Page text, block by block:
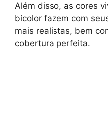
Além disso, as cores
bicolor fazem com
mais realistas, bem
cobertura perfeita.